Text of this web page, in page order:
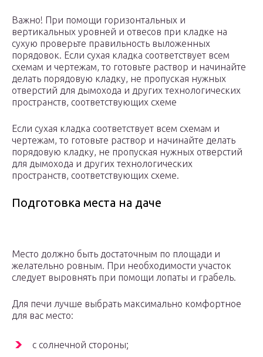
Важно! При помощи горизонтальных и
вертикальных уровней и отвесов при кладке на
сухую проверьте правильность выложенных
порядовок. Если сухая кладка соответствует всем
схемам и чертежам, то готовьте раствор и начинайте
делать порядовую кладку, не пропуская нужных
отверстий для дымохода и других технологических
пространств, соответствующих схеме
Если сухая кладка соответствует всем схемам и
чертежам, то готовьте раствор и начинайте делать
порядовую кладку, не пропуская нужных отверстий
для дымохода и других технологических
пространств, соответствующих схеме.
Подготовка места на даче
Место должно быть достаточным по площади и
желательно ровным. При необходимости участок
следует выровнять при помощи лопаты и грабель.
Для печи лучше выбрать максимально комфортное
для вас место:
с солнечной стороны;